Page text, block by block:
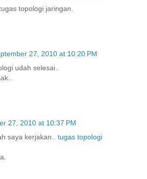
topologi jaringan.
27, 2010 at 10:20 PM
udah selesai..
27, 2010 at 10:37 PM
saya kerjakan.. tugas topologi